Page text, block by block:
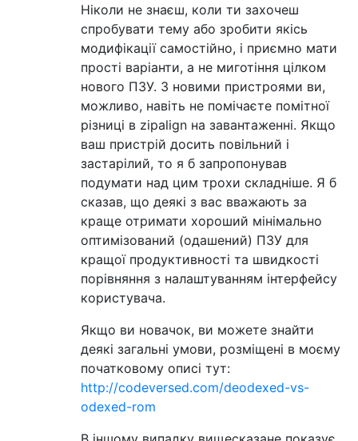
Ніколи не знаєш, коли ти захочеш
спробувати тему або зробити якісь
модифікації самостійно, і приємно мати
прості варіанти, а не миготіння цілком
нового ПЗУ. З новими пристроями ви,
можливо, навіть не помічаєте помітної
різниці в zipalign на завантаженні. Якщо
ваш пристрій досить повільний і
застарілий, то я б запропонував
подумати над цим трохи складніше. Я б
сказав, що деякі з вас вважають за
краще отримати хороший мінімально
оптимізований (одашений) ПЗУ для
кращої продуктивності та швидкості
порівняння з налаштуванням інтерфейсу
користувача.
Якщо ви новачок, ви можете знайти
деякі загальні умови, розміщені в моєму
початковому описі тут:
http://codeversed.com/deodexed-vs-
odexed-rom